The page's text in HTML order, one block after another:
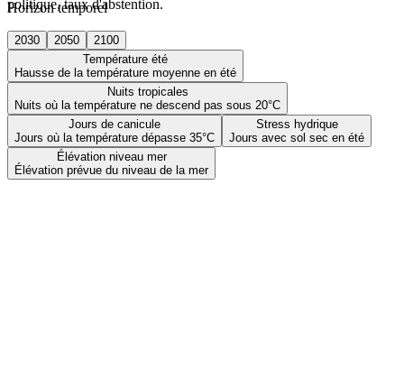
Horizon temporel
2030 2050
2100
Température été
Hausse de la température moyenne en été
Nuits tropicales
Nuits où la température ne descend pas sous 20°C
Jours de canicule
Jours où la température dépasse 35°C
Stress hydrique
Jours avec sol sec en été
Élévation niveau mer
Élévation prévue du niveau de la mer
politique, taux d'abstention.